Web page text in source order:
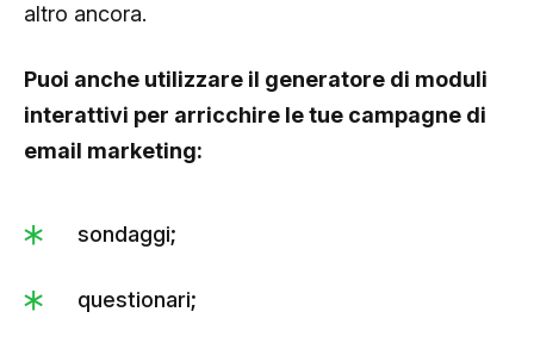
altro ancora.
Puoi anche utilizzare il generatore di moduli
interattivi per arricchire le tue campagne di
email marketing:
sondaggi;
questionari;